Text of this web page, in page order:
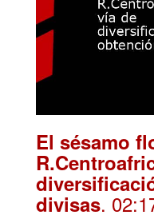
El sésamo
divisas.